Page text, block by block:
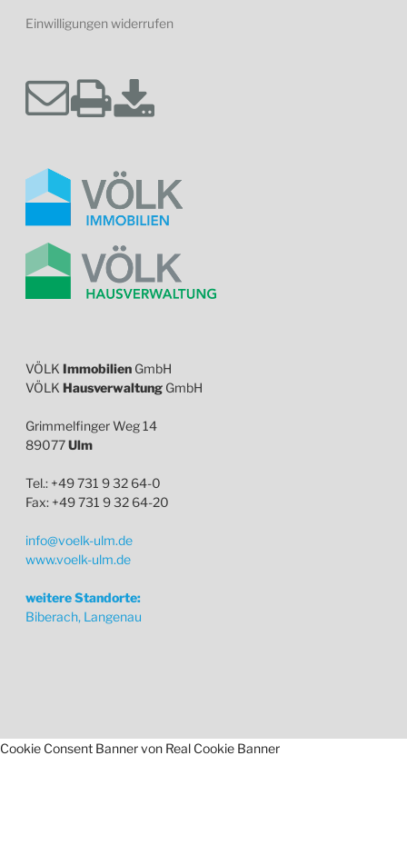
Einwilligungen widerrufen
VÖLK Immobilien GmbH
VÖLK Hausverwaltung GmbH
Grimmelfinger Weg 14
89077Ulm
Tel.: +49 731 9 32 64-0
Fax: +49 731 9 32 64-20
info@voelk-ulm.de
www.voelk-ulm.de
weitere Standorte:
Biberach, Langenau
Cookie Consent Banner von Real Cookie Banner